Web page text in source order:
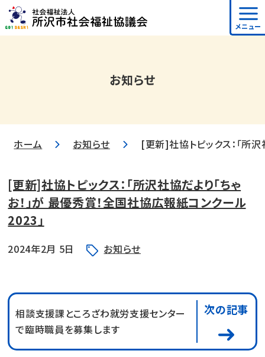
メニュー
お知らせ
ホーム お知らせ [更新]社協トピックス：「所
[更新]社協トピックス：「所沢社協だより「ちゃ
お！」が 最優秀賞！全国社協広報紙コンクール
2023」
2024年2月 5日 お知らせ
相談支援課ところざわ就労支援センター
で臨時職員を募集します
次の記事